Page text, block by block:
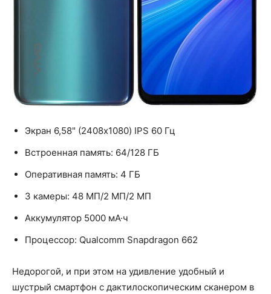
Экран 6,58" (2408x1080) IPS 60 Гц
Встроенная память: 64/128 ГБ
Оперативная память: 4 ГБ
3 камеры: 48 МП/2 МП/2 МП
Аккумулятор 5000 мА·ч
Процессор: Qualcomm Snapdragon 662
Недорогой, и при этом на удивление удобный и
шустрый смартфон с дактилоскопическим сканером в